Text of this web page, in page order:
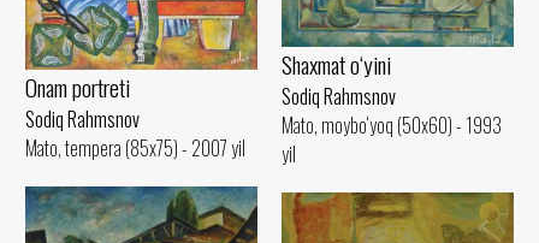
Onam portreti
Sodiq Rahmsnov
Mato, tempera (85x75) - 2007 yil
Shaxmat o‘yini
Sodiq Rahmsnov
Mato, moybo‘yoq (50x60) - 1993
yil